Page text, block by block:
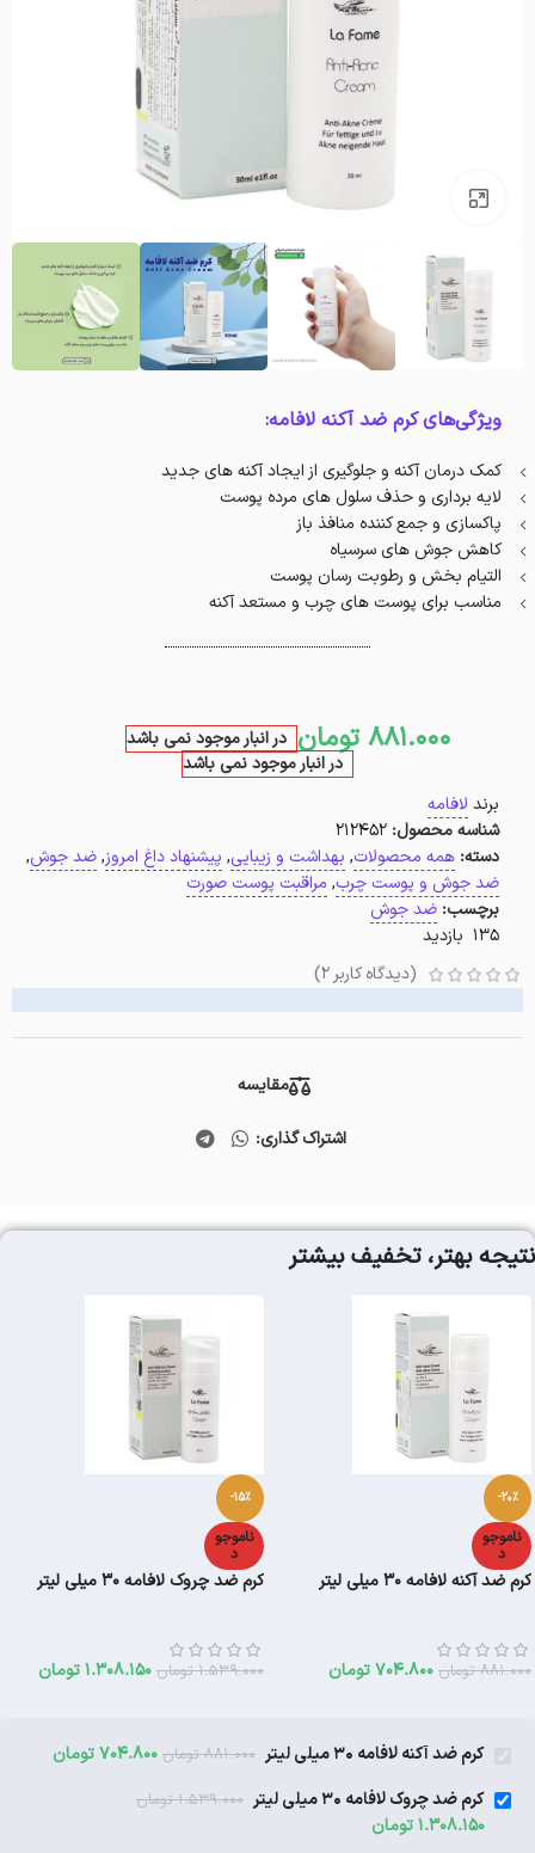
ویژگی‌های کرم ضد آکنه لافامه:
کمک درمان آکنه و جلوگیری از ایجاد آکنه های جدید
لایه برداری و حذف سلول های مرده پوست
پاکسازی و جمع کننده منافذ باز
کاهش جوش های سرسیاه
التیام بخش و رطوبت رسان پوست
مناسب برای پوست های چرب و مستعد آکنه
881.000 تومان در انبار موجود نمی باشد
در انبار موجود نمی باشد
برند لافامه
شناسه محصول: 212452
دسته: همه محصولات, بهداشت و زیبایی, پیشنهاد داغ امروز,ضد جوش,
ضد جوش و پوست چرب, مراقبت پوست صورت
برچسب: ضد جوش
135 بازدید
(دیدگاه کاربر 2
)
مقایسه
اشتراک گذاری:
نتیجه بهتر، تخفیف بیشتر
-20%
ناموجو
د
کرم ضد آکنه لافامه 30 میلی لیتر
881.000 تومان 704.800تومان
-15%
ناموجو
د
کرم ضد چروک لافامه 30 میلی لیتر
1.539.000 تومان 1.308.150تومان
کرم ضد آکنه لافامه 30 میلی لیتر 881.000 تومان 704.800تومان
کرم ضد چروک لافامه 30 میلی لیتر
1.539.000 تومان
1.308.150تومان